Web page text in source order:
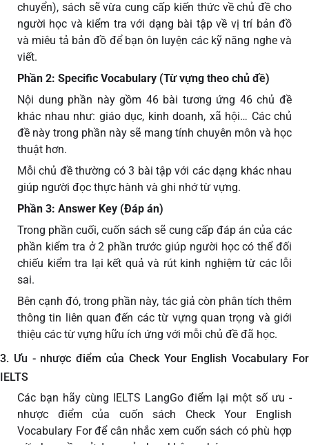
chuyển), sách sẽ vừa cung cấp kiến thức về chủ đề cho
người học và kiểm tra với dạng bài tập về vị trí bản đồ
và miêu tả bản đồ để bạn ôn luyện các kỹ năng nghe và
viết.
Phần 2: Specific Vocabulary (Từ vựng theo chủ đề)
Nội dung phần này gồm 46 bài tương ứng 46 chủ đề
khác nhau như: giáo dục, kinh doanh, xã hội… Các chủ
đề này trong phần này sẽ mang tính chuyên môn và học
thuật hơn.
Mỗi chủ đề thường có 3 bài tập với các dạng khác nhau
giúp người đọc thực hành và ghi nhớ từ vựng.
Phần 3: Answer Key (Đáp án)
Trong phần cuối, cuốn sách sẽ cung cấp đáp án của các
phần kiểm tra ở 2 phần trước giúp người học có thể đối
chiếu kiểm tra lại kết quả và rút kinh nghiệm từ các lỗi
sai.
Bên cạnh đó, trong phần này, tác giả còn phân tích thêm
thông tin liên quan đến các từ vựng quan trọng và giới
thiệu các từ vựng hữu ích ứng với mỗi chủ đề đã học.
3. Ưu - nhược điểm của Check Your English Vocabulary For
IELTS
Các bạn hãy cùng IELTS LangGo điểm lại một số ưu -
nhược điểm của cuốn sách Check Your English
Vocabulary For để cân nhắc xem cuốn sách có phù hợp